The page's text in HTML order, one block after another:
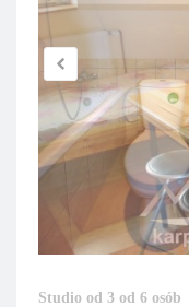
Studio od 3 od 6 osób